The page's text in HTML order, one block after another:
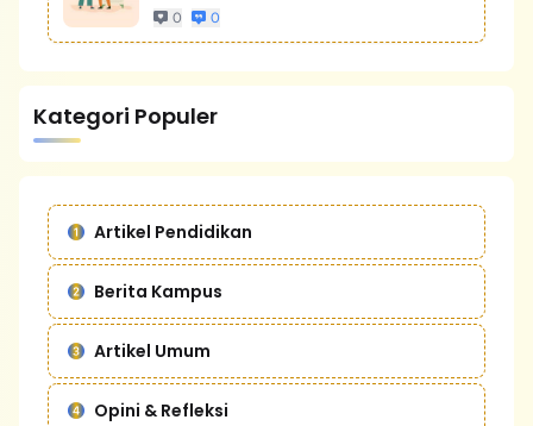
0 0
Kategori Populer
Artikel Pendidikan
Berita Kampus
Artikel Umum
Opini & Refleksi